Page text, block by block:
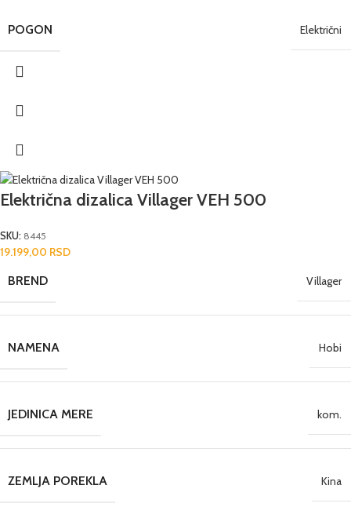
POGON Električni
Električna dizalica Villager VEH 500
SKU: 8445
19.199,00 RSD
BREND Villager
NAMENA Hobi
JEDINICA MERE kom.
ZEMLJA POREKLA Kina